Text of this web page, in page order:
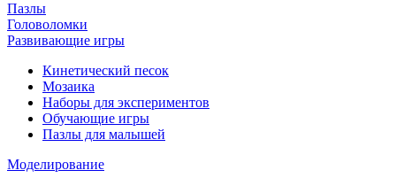
Пазлы
Головоломки
Развивающие игры
Кинетический песок
Мозаика
Наборы для экспериментов
Обучающие игры
Пазлы для малышей
Моделирование